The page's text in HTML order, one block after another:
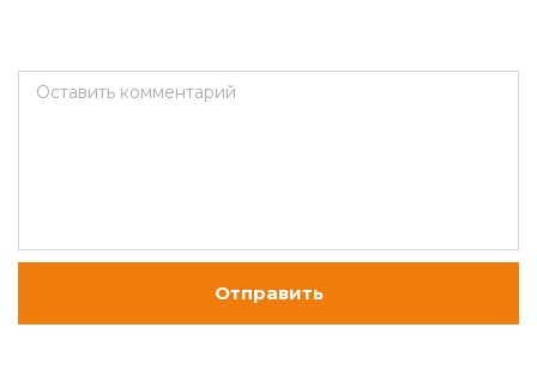
Оставить комментарий
Отправить